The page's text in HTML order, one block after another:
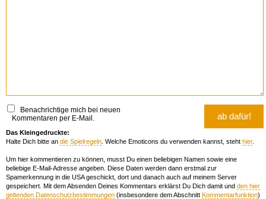
Benachrichtige mich bei neuen
Kommentaren per E-Mail.
Das Kleingedruckte:
Halte Dich bitte an die Spielregeln . Welche Emoticons du verwenden kannst, steht hier.
Um hier kommentieren zu können, musst Du einen beliebigen Namen sowie eine
beliebige E-Mail-Adresse angeben. Diese Daten werden dann erstmal zur
Spamerkennung in die USA geschickt, dort und danach auch auf meinem Server
gespeichert. Mit dem Absenden Deines Kommentars erklärst Du Dich damit und den hier
geltenden Datenschutzbestimmungen (insbesondere dem Abschnitt Kommentarfunktion)